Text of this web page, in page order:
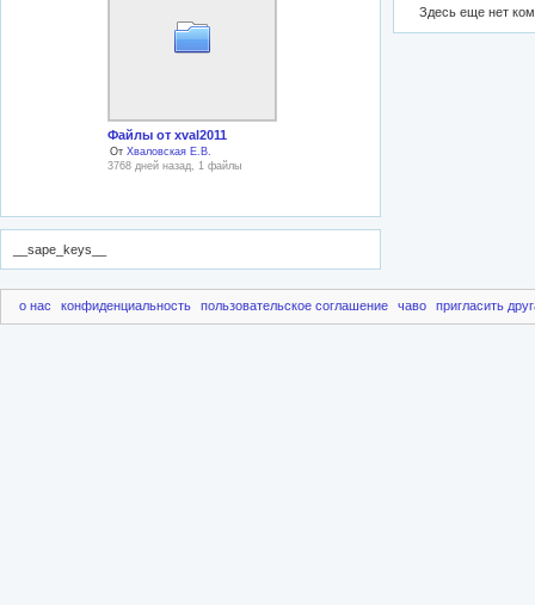
Файлы от xval2011
От Хваловская Е.В.
3768 дней назад, 1 файлы
__sape_keys__
Здесь еще нет
о нас конфиденциальность пользовательское соглашение чаво пригласить